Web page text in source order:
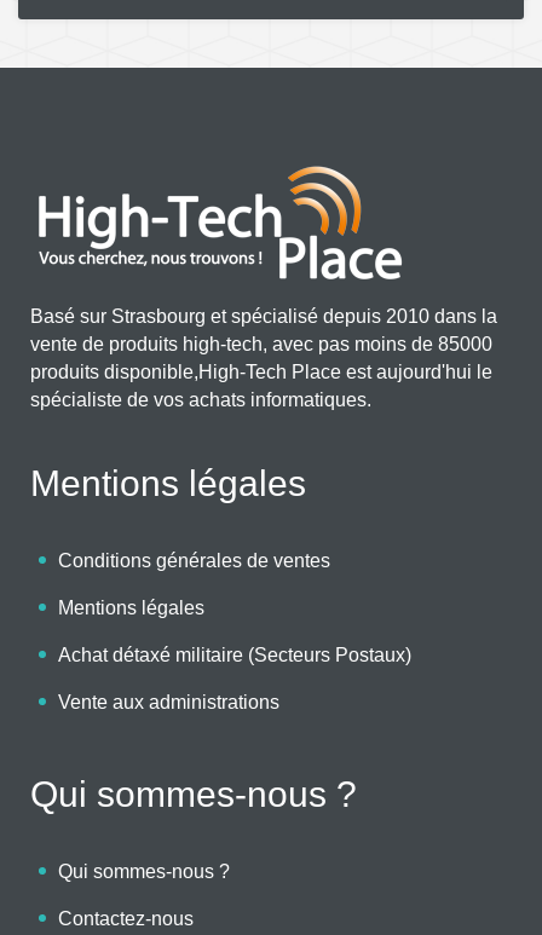
Basé sur Strasbourg et spécialisé depuis 2010 dans la
vente de produits high-tech, avec pas moins de 85000
produits disponible,High-Tech Place est aujourd'hui le
spécialiste de vos achats informatiques.
Mentions légales
Conditions générales de ventes
Mentions légales
Achat détaxé militaire (Secteurs Postaux)
Vente aux administrations
Qui sommes-nous ?
Qui sommes-nous ?
Contactez-nous